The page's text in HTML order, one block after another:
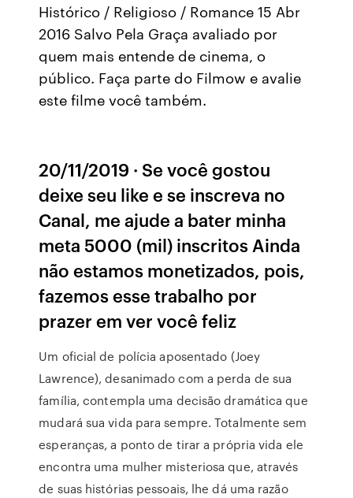
Histórico / Religioso / Romance 15 Abr
2016 Salvo Pela Graça avaliado por
quem mais entende de cinema, o
público. Faça parte do Filmow e avalie
este filme você também.
20/11/2019 · Se você gostou
deixe seu like e se inscreva no
Canal, me ajude a bater minha
meta 5000 (mil) inscritos Ainda
não estamos monetizados, pois,
fazemos esse trabalho por
prazer em ver você feliz
Um oficial de polícia aposentado (Joey
Lawrence), desanimado com a perda de sua
família, contempla uma decisão dramática que
mudará sua vida para sempre. Totalmente sem
esperanças, a ponto de tirar a própria vida ele
encontra uma mulher misteriosa que, através
de suas histórias pessoais, lhe dá uma razão